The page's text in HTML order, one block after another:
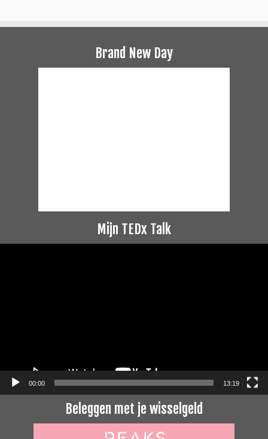
Brand New Day
Mijn TEDx Talk
00:00 13:19
Beleggen met je wisselgeld